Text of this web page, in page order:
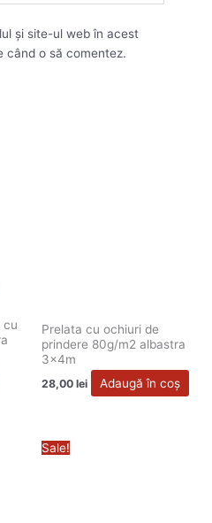
și site-ul web în acest
când o să comentez.
cu
Prelata cu ochiuri de
prindere 80g/m2 albastra
3x4m
28,00 lei Adaugă în coș
Sale!